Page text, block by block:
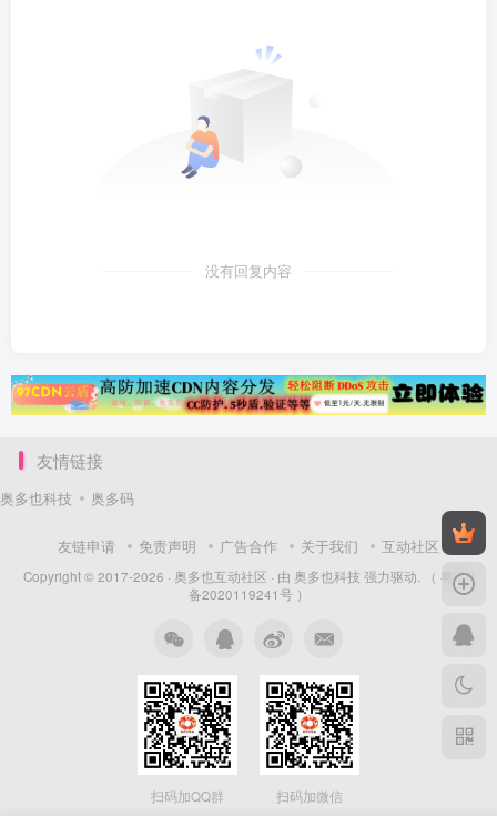
没有回复内容
友情链接
奥多也科技 奥多码
友链申请 免责声明 广告合作 关于我们 互动社区
Copyright © 2017-2026 · 奥多也互动社区 · 由 奥多也科技 强力驱动.
（ 粤ICP
备2020119241号 ）
扫码加QQ群 扫码加微信